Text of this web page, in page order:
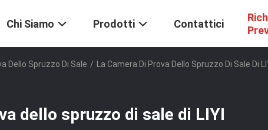
Chi Siamo Prodotti Contattici
Dello Spruzzo Di Sale / La Camera Di Prova Dello Spruzzo Di Sale
dello spruzzo di sale di LIYI